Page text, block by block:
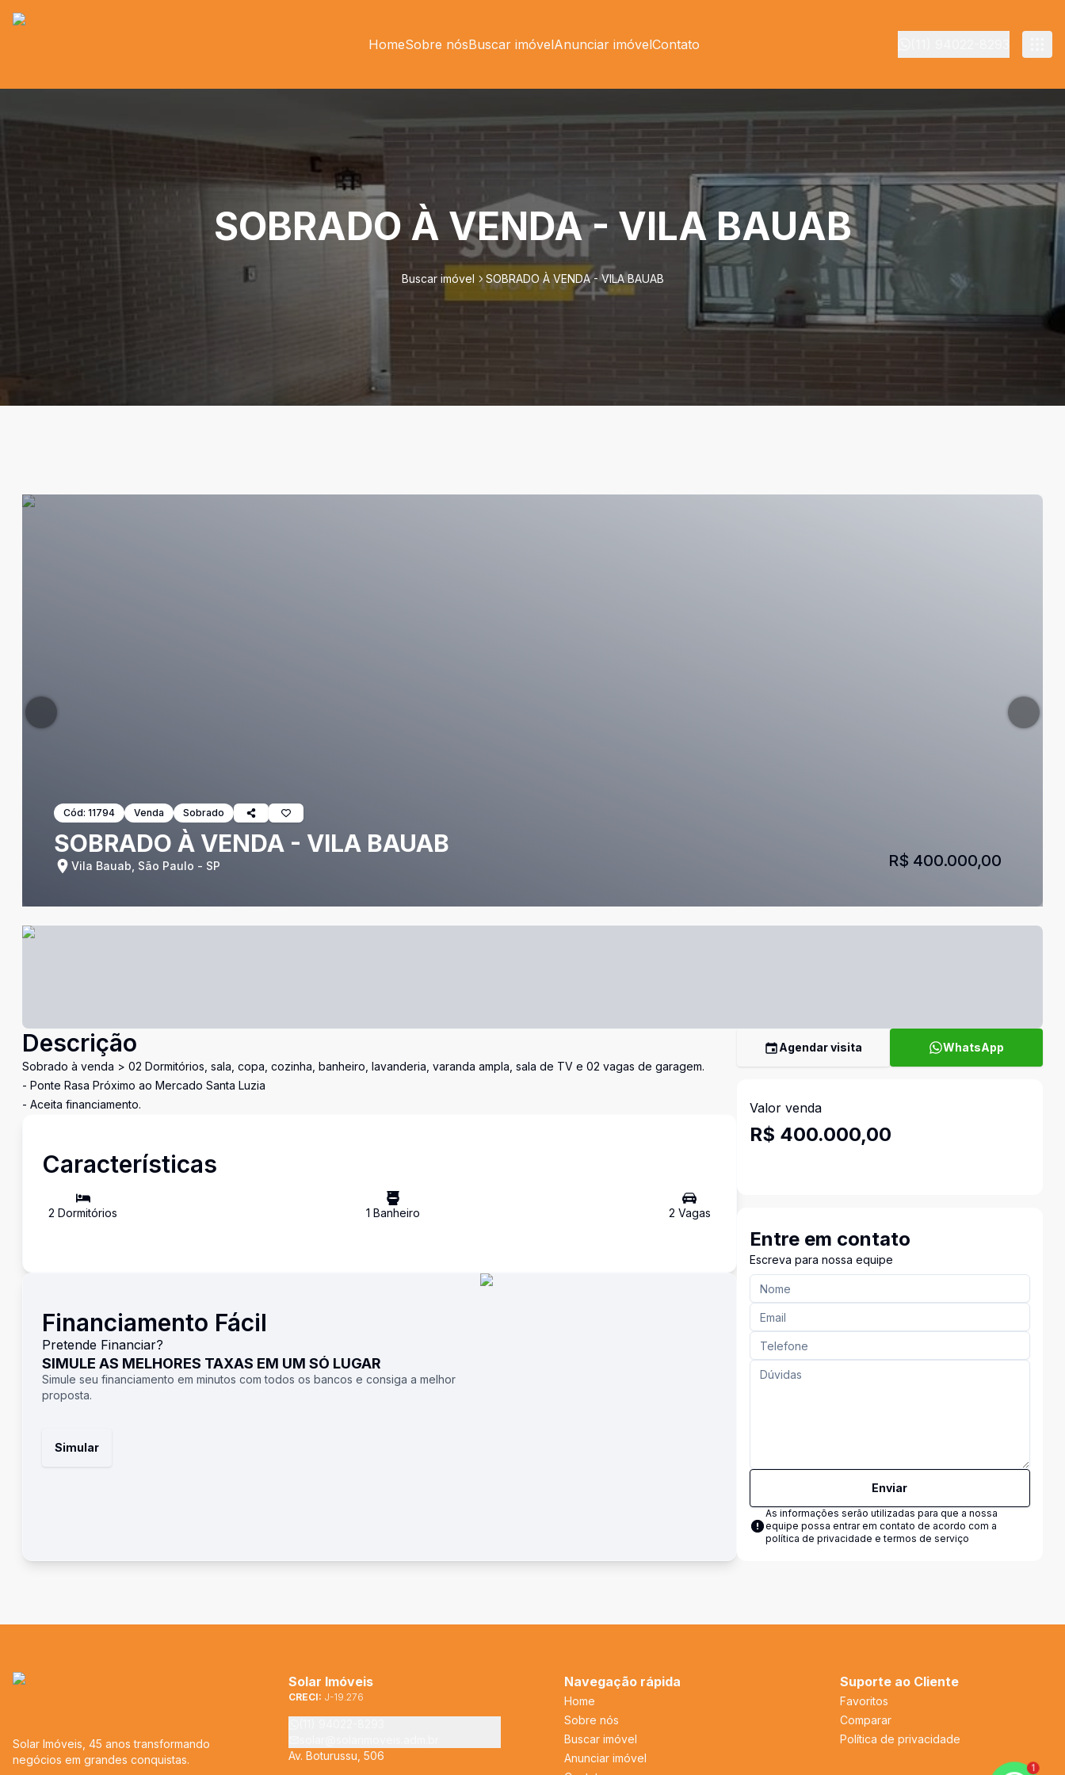
HomeSobre nósBuscar imóvelAnunciar imóvelContato
SOBRADO À VENDA - VILA BAUAB
Buscar imóvel SOBRADO À VENDA - VILA BAUAB
Cód: 11794 Venda Sobrado
SOBRADO À VENDA - VILA BAUAB
Vila Bauab, São Paulo - SP R$ 400.000,00
Descrição
Sobrado à venda > 02 Dormitórios, sala, copa, cozinha, banheiro, lavanderia, varanda ampla, sala de TV e 02 vagas de garagem.
- Ponte Rasa Próximo ao Mercado Santa Luzia
- Aceita financiamento.
Características
2 Dormitórios 1 Banheiro 2 Vagas
Financiamento Fácil
Pretende Financiar?
SIMULE AS MELHORES TAXAS EM UM SÓ LUGAR
Simule seu financiamento em minutos com todos os bancos e consiga a melhor
proposta.
Simular
Agendar visita WhatsApp
Valor venda
R$ 400.000,00
Entre em contato
Escreva para nossa equipe
Enviar
As informações serão utilizadas para que a nossa
equipe possa entrar em contato de acordo com a
política de privacidade e termos de serviço
Solar Imóveis, 45 anos transformando
negócios em grandes conquistas.
Solar Imóveis
CRECI: J-19.276
Av. Boturussu, 506
Navegação rápida
Home
Sobre nós
Buscar imóvel
Anunciar imóvel
Suporte ao Cliente
Favoritos
Comparar
Política de privacidade
1